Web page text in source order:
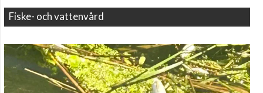
Fiske- och vattenvård